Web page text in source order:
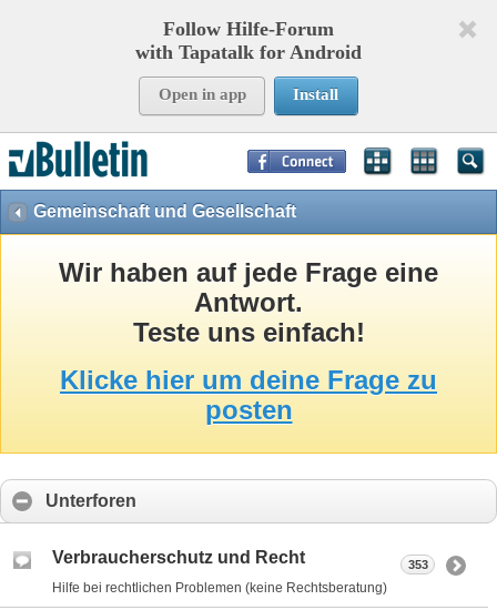
Follow Hilfe-Forum
with Tapatalk for Android
Open in app Install
Gemeinschaft und Gesellschaft
Wir haben auf jede Frage eine
Antwort.
Teste uns einfach!
Klicke hier um deine Frage zu
posten
Unterforen
Verbraucherschutz und Recht
Hilfe bei rechtlichen Problemen (keine Rechtsberatung)
353
Page Time:0,10000
Templates:30